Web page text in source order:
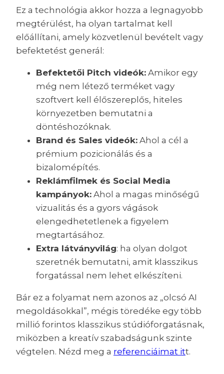
Ez a technológia akkor hozza a legnagyobb
megtérülést, ha olyan tartalmat kell
előállítani, amely közvetlenül bevételt vagy
befektetést generál:
Befektetői Pitch videók: Amikor egy
még nem létező terméket vagy
szoftvert kell élőszereplős, hiteles
környezetben bemutatni a
döntéshozóknak.
Brand és Sales videók: Ahol a cél a
prémium pozicionálás és a
bizalomépítés.
Reklámfilmek és Social Media
kampányok: Ahol a magas minőségű
vizualitás és a gyors vágások
elengedhetetlenek a figyelem
megtartásához.
Extra látványvilág: ha olyan dolgot
szeretnék bemutatni, amit klasszikus
forgatással nem lehet elkészíteni.
Bár ez a folyamat nem azonos az „olcsó AI
megoldásokkal”, mégis töredéke egy több
millió forintos klasszikus stúdióforgatásnak,
miközben a kreatív szabadságunk szinte
végtelen. Nézd meg a referenciáimat itt.